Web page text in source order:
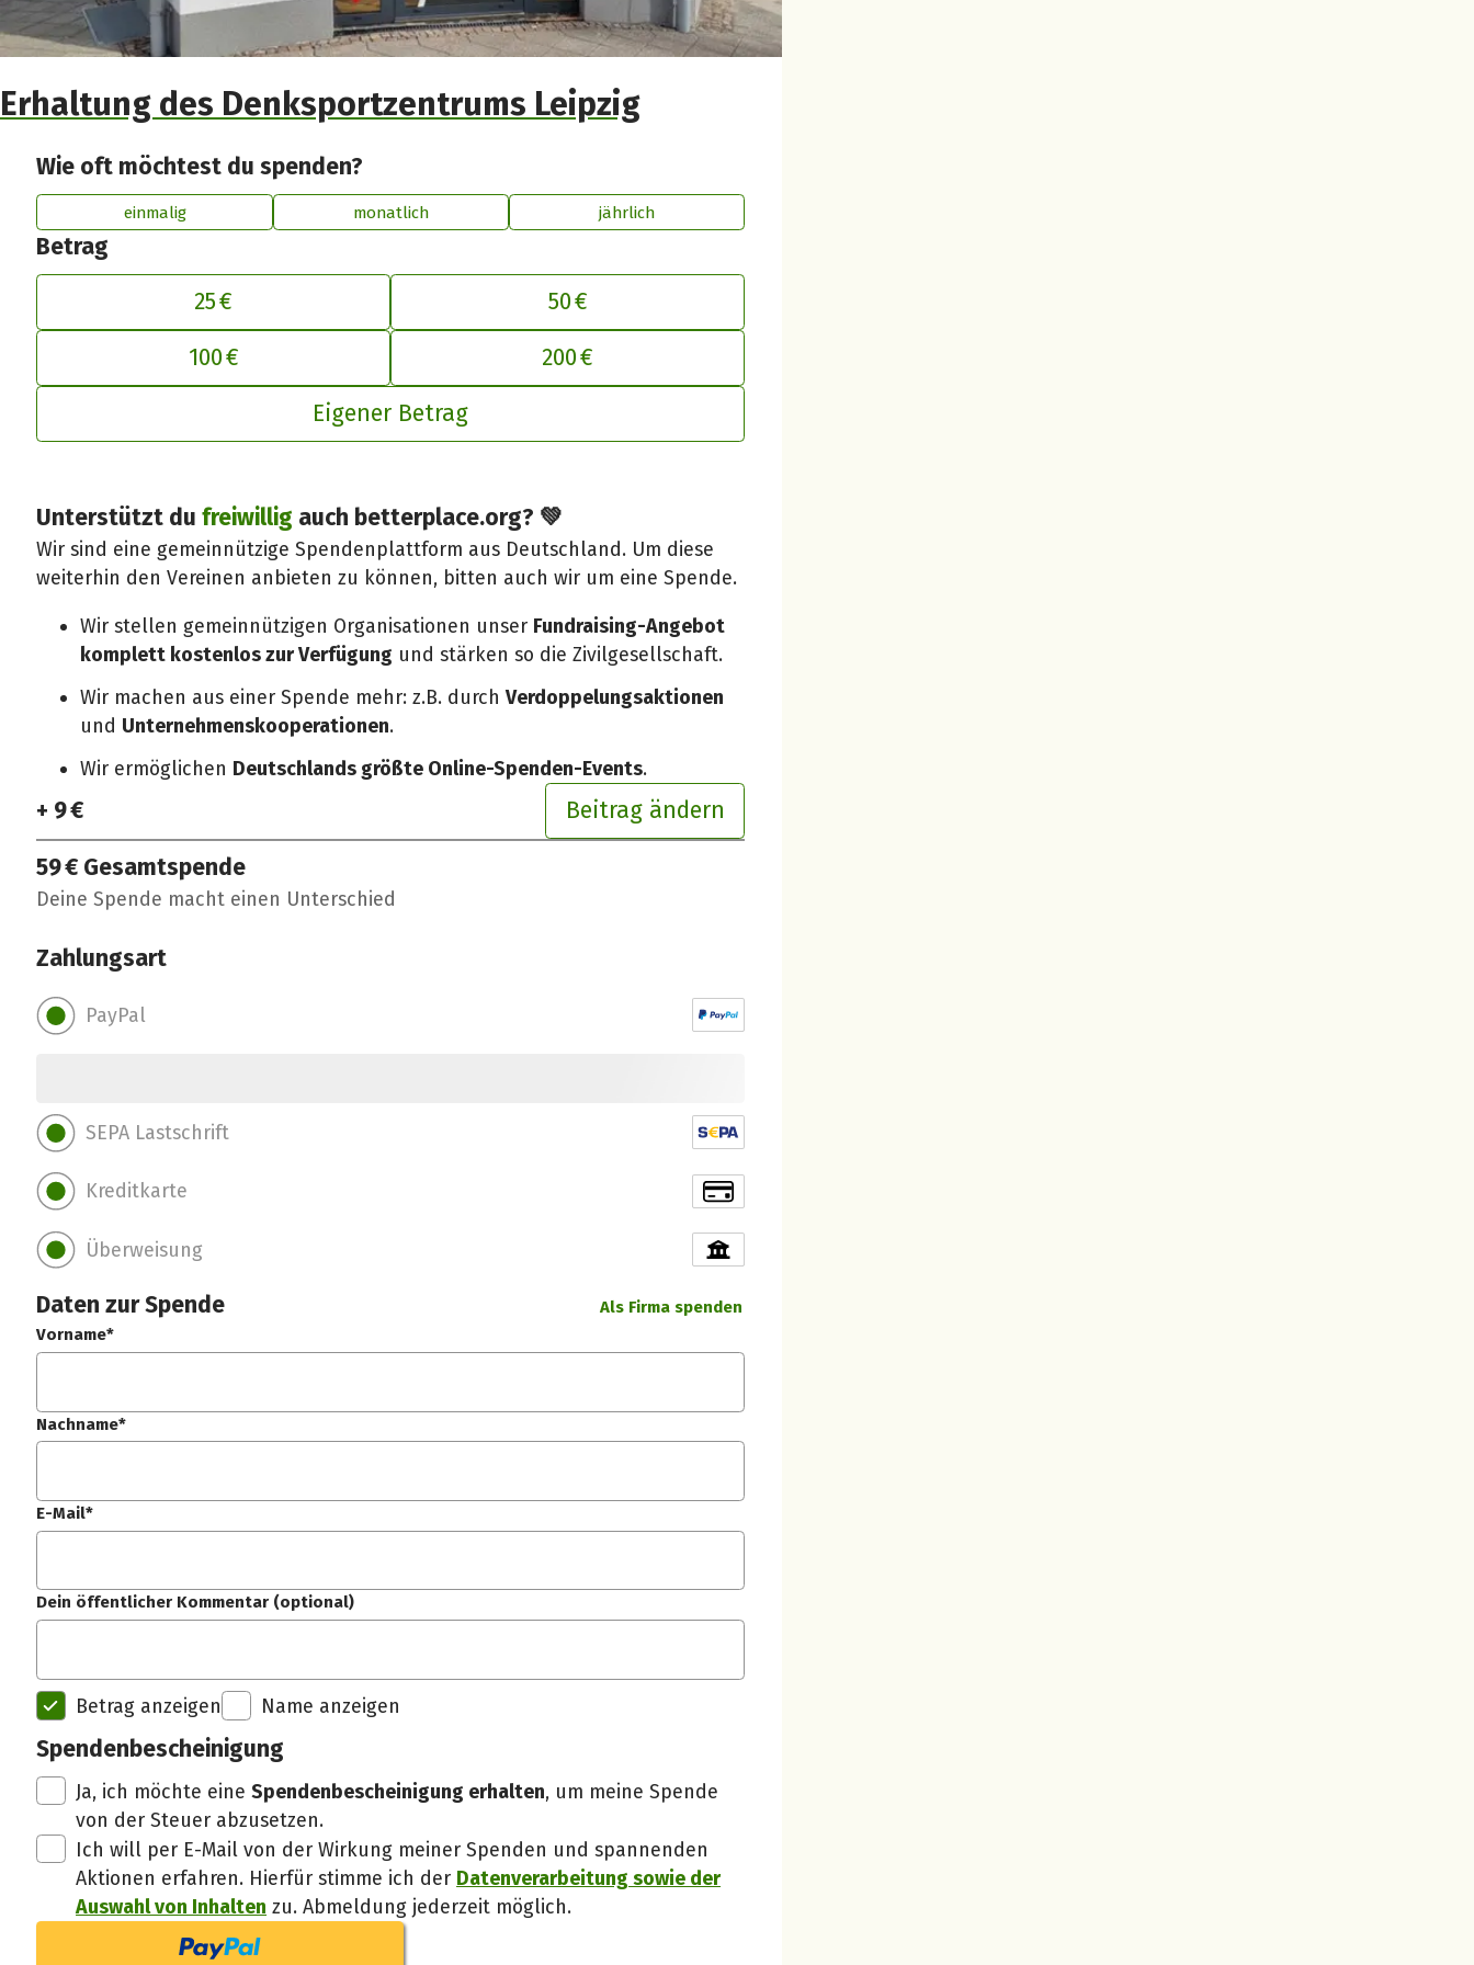
Erhaltung des Denksportzentrums Leipzig
Wie oft möchtest du spenden?
einmalig monatlich jährlich
Betrag
25 €
50 €
100 €
200 €
Eigener Betrag
Unterstützt dufreiwillig auch betterplace.org? 💚
Wir sind eine gemeinnützige Spendenplattform aus Deutschland. Um diese
weiterhin den Vereinen anbieten zu können, bitten auch wir um eine Spende.
Wir stellen gemeinnützigen Organisationen unser Fundraising-Angebot
komplett kostenlos zur Verfügung und stärken so die Zivilgesellschaft.
Wir machen aus einer Spende mehr: z.B. durchVerdoppelungsaktionen
und Unternehmenskooperationen.
Wir ermöglichen Deutschlands größte Online-Spenden-Events.
+ 9 € Beitrag ändern
Deinen Beitrag an betterplace anpassen
59 € Gesamtspende
Deine Spende macht einen Unterschied
Zahlungsart
PayPal
SEPA Lastschrift
Kreditkarte
Überweisung
Daten zur Spende
Als Firma spenden
Vorname*
Nachname*
E-Mail*
Dein öffentlicher Kommentar (optional)
Betrag anzeigen Name anzeigen
Spendenbescheinigung
Ja, ich möchte eineSpendenbescheinigung erhalten, um meine Spende
von der Steuer abzusetzen.
Ich will per E-Mail von der Wirkung meiner Spenden und spannenden
Aktionen erfahren. Hierfür stimme ich der Datenverarbeitung sowie der
Auswahl von Inhalten zu. Abmeldung jederzeit möglich.
Spendenempfänger betterplace